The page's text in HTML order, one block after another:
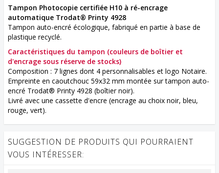
Tampon Photocopie certifiée H10 à ré-encrage
automatique Trodat® Printy 4928
Tampon auto-encré écologique, fabriqué en partie à base de
plastique recyclé.
Caractéristiques du tampon (couleurs de boîtier et
d'encrage sous réserve de stocks)
Composition : 7 lignes dont 4 personnalisables et logo Notaire.
Empreinte en caoutchouc 59x32 mm montée sur tampon auto-
encré Trodat® Printy 4928 (boîtier noir).
Livré avec une cassette d'encre (encrage au choix noir, bleu,
rouge, vert).
SUGGESTION DE PRODUITS QUI POURRAIENT
VOUS INTÉRESSER: